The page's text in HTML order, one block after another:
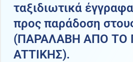
ταξιδιωτικά
προς παράδοση
(ΠΑΡΑΛΑΒΗ ΑΠΟ ΤΟ
ATTIKHΣ).